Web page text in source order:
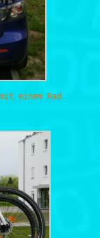
einem Rad